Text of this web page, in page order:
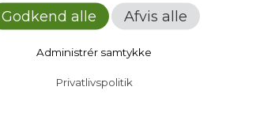
Godkend alle Afvis alle
Administrér samtykke
Privatlivspolitik